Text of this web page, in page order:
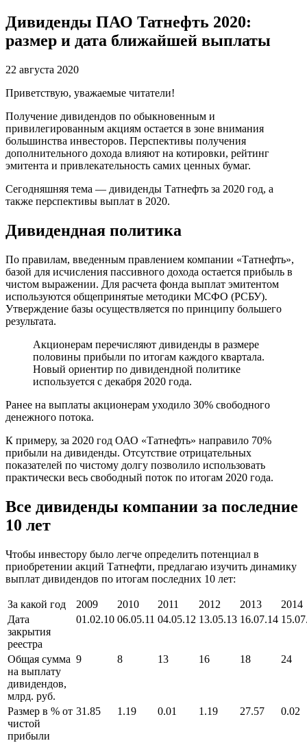
Дивиденды ПАО Татнефть 2020:
размер и дата ближайшей выплаты
22 августа 2020
Приветствую, уважаемые читатели!
Получение дивидендов по обыкновенным и
привилегированным акциям остается в зоне внимания
большинства инвесторов. Перспективы получения
дополнительного дохода влияют на котировки, рейтинг
эмитента и привлекательность самих ценных бумаг.
Сегодняшняя тема — дивиденды Татнефть за 2020 год, а
также перспективы выплат в 2020.
Дивидендная политика
По правилам, введенным правлением компании «Татнефть»,
базой для исчисления пассивного дохода остается прибыль в
чистом выражении. Для расчета фонда выплат эмитентом
используются общепринятые методики МСФО (РСБУ).
Утверждение базы осуществляется по принципу большего
результата.
Акционерам перечисляют дивиденды в размере
половины прибыли по итогам каждого квартала.
Новый ориентир по дивидендной политике
используется с декабря 2020 года.
Ранее на выплаты акционерам уходило 30% свободного
денежного потока.
К примеру, за 2020 год ОАО «Татнефть» направило 70%
прибыли на дивиденды. Отсутствие отрицательных
показателей по чистому долгу позволило использовать
практически весь свободный поток по итогам 2020 года.
Все дивиденды компании за последние
10 лет
Чтобы инвестору было легче определить потенциал в
приобретении акций Татнефти, предлагаю изучить динамику
выплат дивидендов по итогам последних 10 лет:
За какой год 2009 2010 2011 2012 2013
2014
Дата
закрытия
реестра
01.02.10 06.05.11 04.05.12 13.05.13 16.07.14
Общая сумма
на выплату
дивидендов,
млрд. руб.
9 8 13 16 18 24
Размер в % от
чистой
прибыли
31.85 1.19 0.01 1.19 27.57 0.02